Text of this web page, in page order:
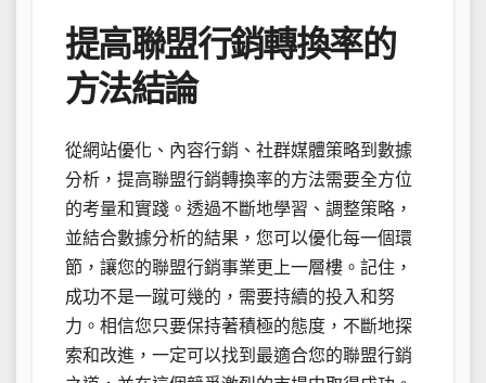
提高聯盟行銷轉換率的
方法結論
從網站優化、內容行銷、社群媒體策略到數據
分析，提高聯盟行銷轉換率的方法需要全方位
的考量和實踐。透過不斷地學習、調整策略，
並結合數據分析的結果，您可以優化每一個環
節，讓您的聯盟行銷事業更上一層樓。記住，
成功不是一蹴可幾的，需要持續的投入和努
力。相信您只要保持著積極的態度，不斷地探
索和改進，一定可以找到最適合您的聯盟行銷